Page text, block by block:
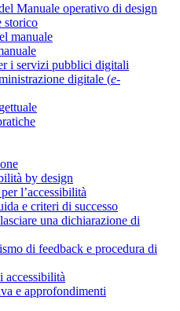
Manuale operativo di design
storico
manuale
i servizi pubblici digitali
digitale (e-
by design
l’accessibilità
e criteri di successo
una dichiarazione di
di feedback e procedura di
accessibilità
e approfondimenti